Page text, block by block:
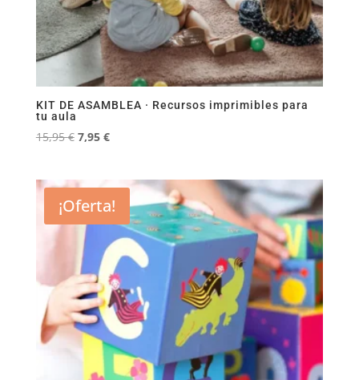
KIT DE ASAMBLEA · Recursos imprimibles para
tu aula
15,95€ El
era:
15,95 €.
7,95 €El
es:
7,95 €.
¡Oferta!